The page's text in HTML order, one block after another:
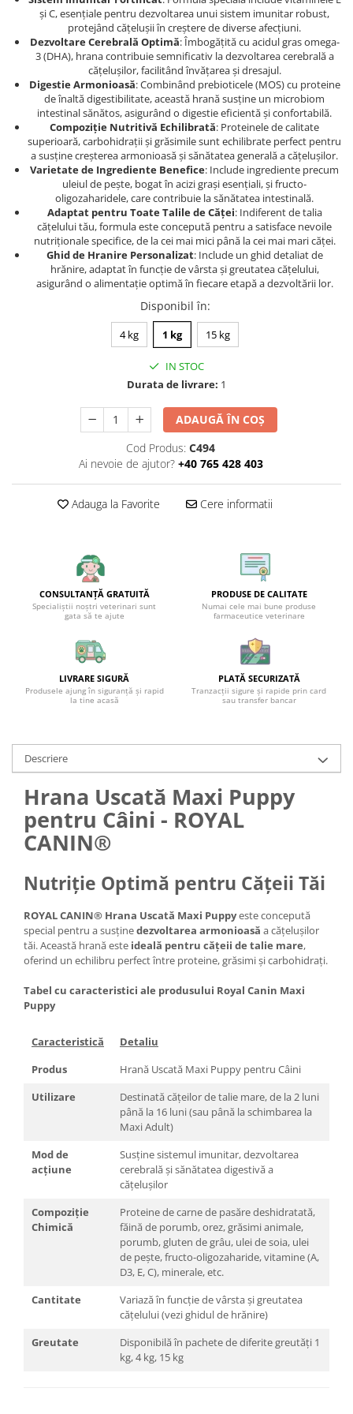
și C, esențiale pentru dezvoltarea unui sistem imunitar robust,
protejând cățelușii în creștere de diverse afecțiuni.
Dezvoltare Cerebrală Optimă: Îmbogățită cu acidul gras omega-
3 (DHA), hrana contribuie semnificativ la dezvoltarea cerebrală a
cățelușilor, facilitând învățarea și dresajul.
Digestie Armonioasă: Combinând prebioticele (MOS) cu proteine
de înaltă digestibilitate, această hrană susține un microbiom
intestinal sănătos, asigurând o digestie eficientă și confortabilă.
Compoziție Nutritivă Echilibrată: Proteinele de calitate
superioară, carbohidrații și grăsimile sunt echilibrate perfect pentru
a susține creșterea armonioasă și sănătatea generală a cățelușilor.
Varietate de Ingrediente Benefice: Include ingrediente precum
uleiul de pește, bogat în acizi grași esențiali, și fructo-
oligozaharidele, care contribuie la sănătatea intestinală.
Adaptat pentru Toate Talile de Căței: Indiferent de talia
cățelului tău, formula este concepută pentru a satisface nevoile
nutriționale specifice, de la cei mai mici până la cei mai mari căței.
Ghid de Hranire Personalizat: Include un ghid detaliat de
hrănire, adaptat în funcție de vârsta și greutatea cățelului,
asigurând o alimentație optimă în fiecare etapă a dezvoltării lor.
Disponibil în:
4 kg 1 kg 15 kg
IN STOC
Durata de livrare: 1
ADAUGĂ ÎN COȘ
Cod Produs: C494
Ai nevoie de ajutor? +40 765 428 403
Adauga la Favorite Cere informatii
CONSULTANȚĂ GRATUITĂ
Specialiștii noștri veterinari sunt
gata să te ajute
PRODUSE DE CALITATE
Numai cele mai bune produse
farmaceutice veterinare
LIVRARE SIGURĂ
Produsele ajung în siguranță și rapid
la tine acasă
PLATĂ SECURIZATĂ
Tranzacții sigure și rapide prin card
sau transfer bancar
Descriere
Hrana Uscată Maxi Puppy
pentru Câini - ROYAL
CANIN®
Nutriție Optimă pentru Cățeii Tăi
ROYAL CANIN® Hrana Uscată Maxi Puppyeste concepută
special pentru a susținedezvoltarea armonioasă a cățelușilor
tăi. Această hrană este ideală pentru cățeii de talie mare,
oferind un echilibru perfect între proteine, grăsimi și carbohidrați.
Tabel cu caracteristici ale produsului Royal Canin Maxi
Puppy
Caracteristică
Detaliu
Produs
Hrană Uscată Maxi Puppy pentru Câini
Utilizare
Destinată cățeilor de talie mare, de la 2 luni
până la 16 luni (sau până la schimbarea la
Maxi Adult)
Mod de
acțiune
Susține sistemul imunitar, dezvoltarea
cerebrală și sănătatea digestivă a
cățelușilor
Compoziție
Chimică
Proteine de carne de pasăre deshidratată,
făină de porumb, orez, grăsimi animale,
porumb, gluten de grâu, ulei de soia, ulei
de pește, fructo-oligozaharide, vitamine (A,
D3, E, C), minerale, etc.
Cantitate
Variază în funcție de vârsta și greutatea
cățelului (vezi ghidul de hrănire)
Greutate
Disponibilă în pachete de diferite greutăți 1
kg, 4 kg, 15 kg